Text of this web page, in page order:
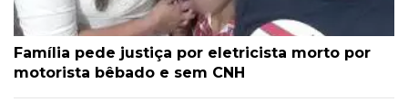
Família pede justiça por eletricista morto por
motorista bêbado e sem CNH